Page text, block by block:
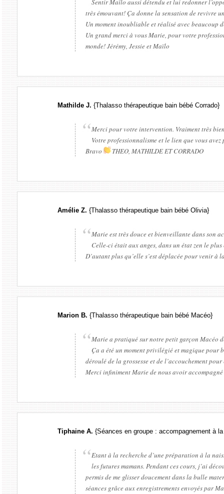
Sentir Maïlo aussi détendu et lui redonner
très émouvant! Ça donne la sensation de revivre
Un moment inoubliable et réalisé avec beaucoup
Un grand merci à vous Marie, pour votre
monde! Jérémy, Jessie et Maïlo
Mathilde J. {Thalasso thérapeutique bain bébé Corrado}
Merci pour votre intervention. Vraiment très
Votre professionnalisme et le lien que vous
Bravo
THEO, MATHILDE ET CORRADO
Amélie Z. {Thalasso thérapeutique bain bébé Olivia}
Marie est très douce et bienveillante dans son
Celle-ci était aux anges, dans un état zen le
D’autant plus qu’elle s’est déplacée pour venir
Marion B. {Thalasso thérapeutique bain bébé Macéo}
Marie a pratiqué sur notre petit garçon Macéo
Ça a été un moment privilégié et magique pour
déroulé de la grossesse et de l’accouchement
Merci infiniment Marie de nous avoir
Tiphaine A. {Séances en groupe : accompagnement à
Etant à la recherche d’une préparation à la
les futures mamans. Pendant ces cours, j’ai
permis de me glisser doucement dans la bulle
séances grâce aux enregistrements envoyés par